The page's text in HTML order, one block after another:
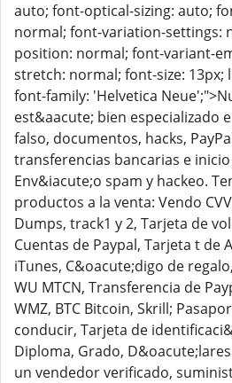
auto; font-optical-sizing: auto;
normal; font-variation-settings:
position: normal; font-variant-
stretch: normal; font-size: 13px;
font-family: 'Helvetica
est&aacute; bien especializado
falso, documentos, hacks,
transferencias bancarias e
Env&iacute;o spam y hackeo.
productos a la venta: Vendo
Dumps, track1 y 2, Tarjeta de
Cuentas de Paypal, Tarjeta t de
iTunes, C&oacute;digo de
WU MTCN, Transferencia de
WMZ, BTC Bitcoin, Skrill;
conducir, Tarjeta de
Diploma, Grado,
un vendedor verificado,